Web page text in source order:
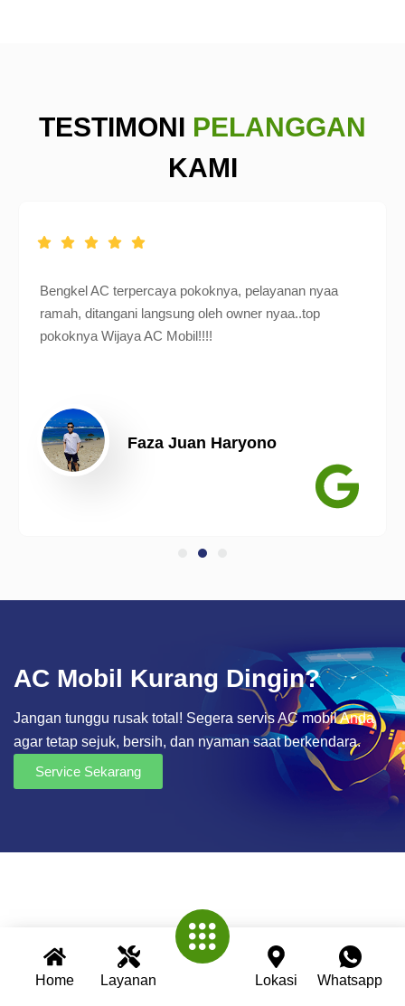
Home Layanan Lokasi Whatsapp
TESTIMONI PELANGGAN
KAMI
Bengkel AC terpercaya pokoknya, pelayanan nyaa
ramah, ditangani langsung oleh owner nyaa..top
pokoknya Wijaya AC Mobil!!!!
Faza Juan Haryono
AC Mobil Kurang Dingin?
Jangan tunggu rusak total! Segera servis AC mobil Anda
agar tetap sejuk, bersih, dan nyaman saat berkendara.
Service Sekarang